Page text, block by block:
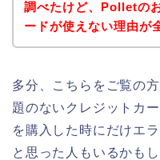
調べたけど、Polletの
ードが使えない理由が
多分、こちらをご覧の
題のないクレジットカ
を購入した時にだけエ
と思った人もいるかもし